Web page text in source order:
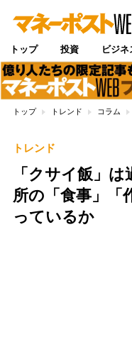
トップ 投資 ビジネ
トップ トレンド コラム
トレンド
「クサイ飯」
所の「食事」「
っているか